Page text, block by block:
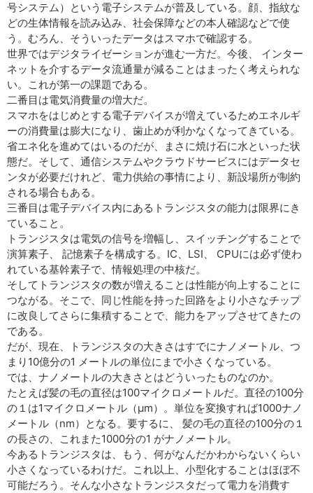
号システム）という電子システムが普及している。顔、指紋な
どの生体情報を読み込み、社会保障などの本人確認などで使
う。むろん、そういったデータはスマホで確認する。
世界ではデジタライゼーションが進む一方だ。今後、 インター
ネットを介するデータ流通量が減ることはまったく考えられな
い。これが第一の課題である。
二番目は電気消費量の増大だ。
スマホをはじめとする電子デバイスが増えているためエネルギ
ーの消費量は膨大になり、歯止めが利かなくなってきている。
省エネ化を進めてはいるのだが、まさに焼け石に水といった状
態だ。そして、通信システムやクラウドサービスにはデータセ
ンタが必要だけれど、電力供給の事情により、新設場所が制約
される場合もある。
三番目は電子デバイス内にあるトランジスタの能力は限界にき
ていること。
トランジスタは電気の信号を増幅し、スイッチングすることで
演算素子、 記憶素子を構成する。IC、LSI、 CPUには必ず使わ
れている基幹素子で、情報処理の中核だ。
そしてトランジスタの数が増えることは性能が向上することに
つながる。そこで、同じ性能を持った回路をより小さなチップ
に改良してさらに集積することで、能力をアップさせてきたの
である。
だが、現在、トランジスタの大きさはすでにナノメートル、つ
まり10億分の1 メートルの単位にまで小さくなっている。
では、ナノメートルの大きさとはどういったものなのか。
たとえば髪の毛の直径は100マイクロメートルだ。直径の100分
の１は1マイクロメートル（μm）。単位を変換すれば1000ナノ
メートル（nm）となる。要するに、 髪の毛の直径の100分の１
の長さの、これまた1000分の1 がナノメートル。
今あるトランジスタは、もう、何がなんだかわからないくらい
小さくなっているわけだ。これ以上、小型化することはほぼ不
可能だろう。そんな小さなトランジスタだって電力を消費す